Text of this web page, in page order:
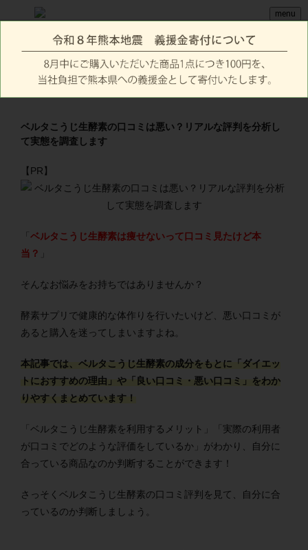
menu
ベルタこうじ生酵素の口コミは悪い？リアルな評判を分析し
て実態を調査します
【PR】
ベルタこうじ生酵素は痩せないって口コミ見たけど本
当？
そんなお悩みをお持ちではありませんか？
酵素サプリで健康的な体作りを行いたいけど、悪い口コミが
あると購入を迷ってしまいますよね。
本記事では、ベルタこうじ生酵素の成分をもとに「ダイエッ
トにおすすめの理由」や「良い口コミ・悪い口コミ」をわか
りやすくまとめています！
「ベルタこうじ生酵素を利用するメリット」「実際の利用者
が口コミでどのような評価をしているか」がわかり、自分に
合っている商品なのか判断することができます！
さっそくベルタこうじ生酵素の口コミ評判を見て、自分に合
っているのか判断しましょう。